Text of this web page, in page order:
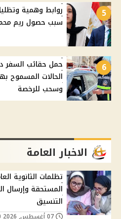
5
روابط وهمية
سبب حصول ريم محمد على 4%
6
حمل حقائب السفر
الحالات المسموح
وسحب للرخصة
الاخبار العامة
المستحقة وإرسال
التنسيق